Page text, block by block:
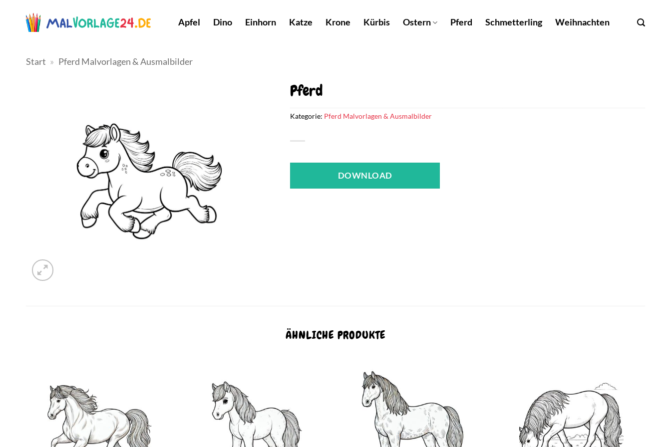
springen
Apfel Dino Einhorn Katze Krone Kürbis Ostern Pferd Schmetterling Weihnachten
Start » Pferd Malvorlagen & Ausmalbilder
Pferd
DOWNLOAD
Kategorie: Pferd Malvorlagen & Ausmalbilder
ÄHNLICHE PRODUKTE